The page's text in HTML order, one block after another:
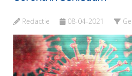
Redactie 08-04-2021